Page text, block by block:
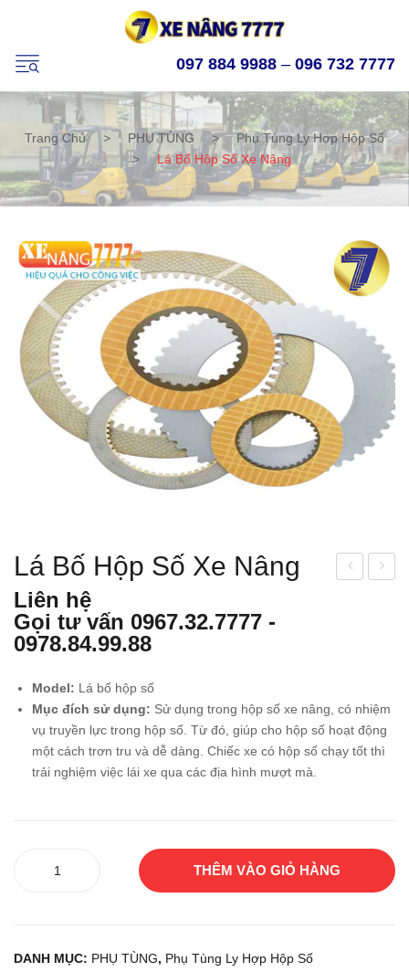
097 884 9988 – 096 732 7777
Trang Chủ > PHỤ TÙNG >
Phụ Tùng Ly Hợp Hộp Số
>
Lá Bố Hộp Số Xe Nâng
Nân
g
Lá Bố Hộp Số Xe Nâng
Liên hệ
Gọi tư vấn 0967.32.7777 -
0978.84.99.88
Model: Lá bố hộp số
Mục đích sử dụng: Sử dụng trong hộp số xe nâng, có nhiệm
vụ truyền lực trong hộp số. Từ đó, giúp cho hộp số hoạt động
một cách trơn tru và dễ dàng. Chiếc xe có hộp số chạy tốt thì
trải nghiệm việc lái xe qua các địa hình mượt mà.
Nâng
THÊM VÀO GIỎ HÀNG
DANH MỤC: PHỤ TÙNG, Phụ Tùng Ly Hợp Hộp Số